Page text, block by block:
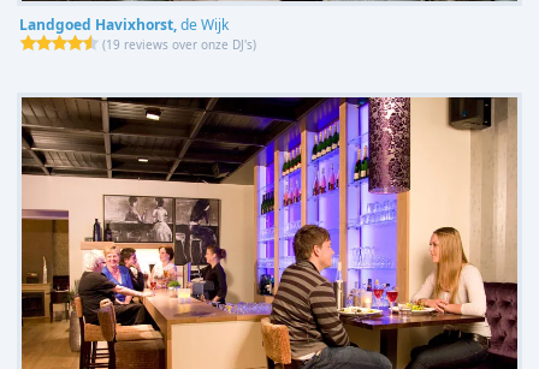
Landgoed Havixhorst,de Wijk
(19 reviews over onze DJ's)